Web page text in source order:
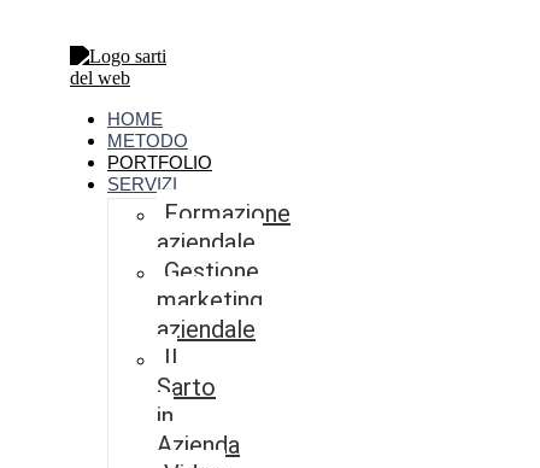
HOME
METODO
PORTFOLIO
SERVIZI
Formazione
aziendale
Gestione
marketing
aziendale
Il
Sarto
in
Azienda